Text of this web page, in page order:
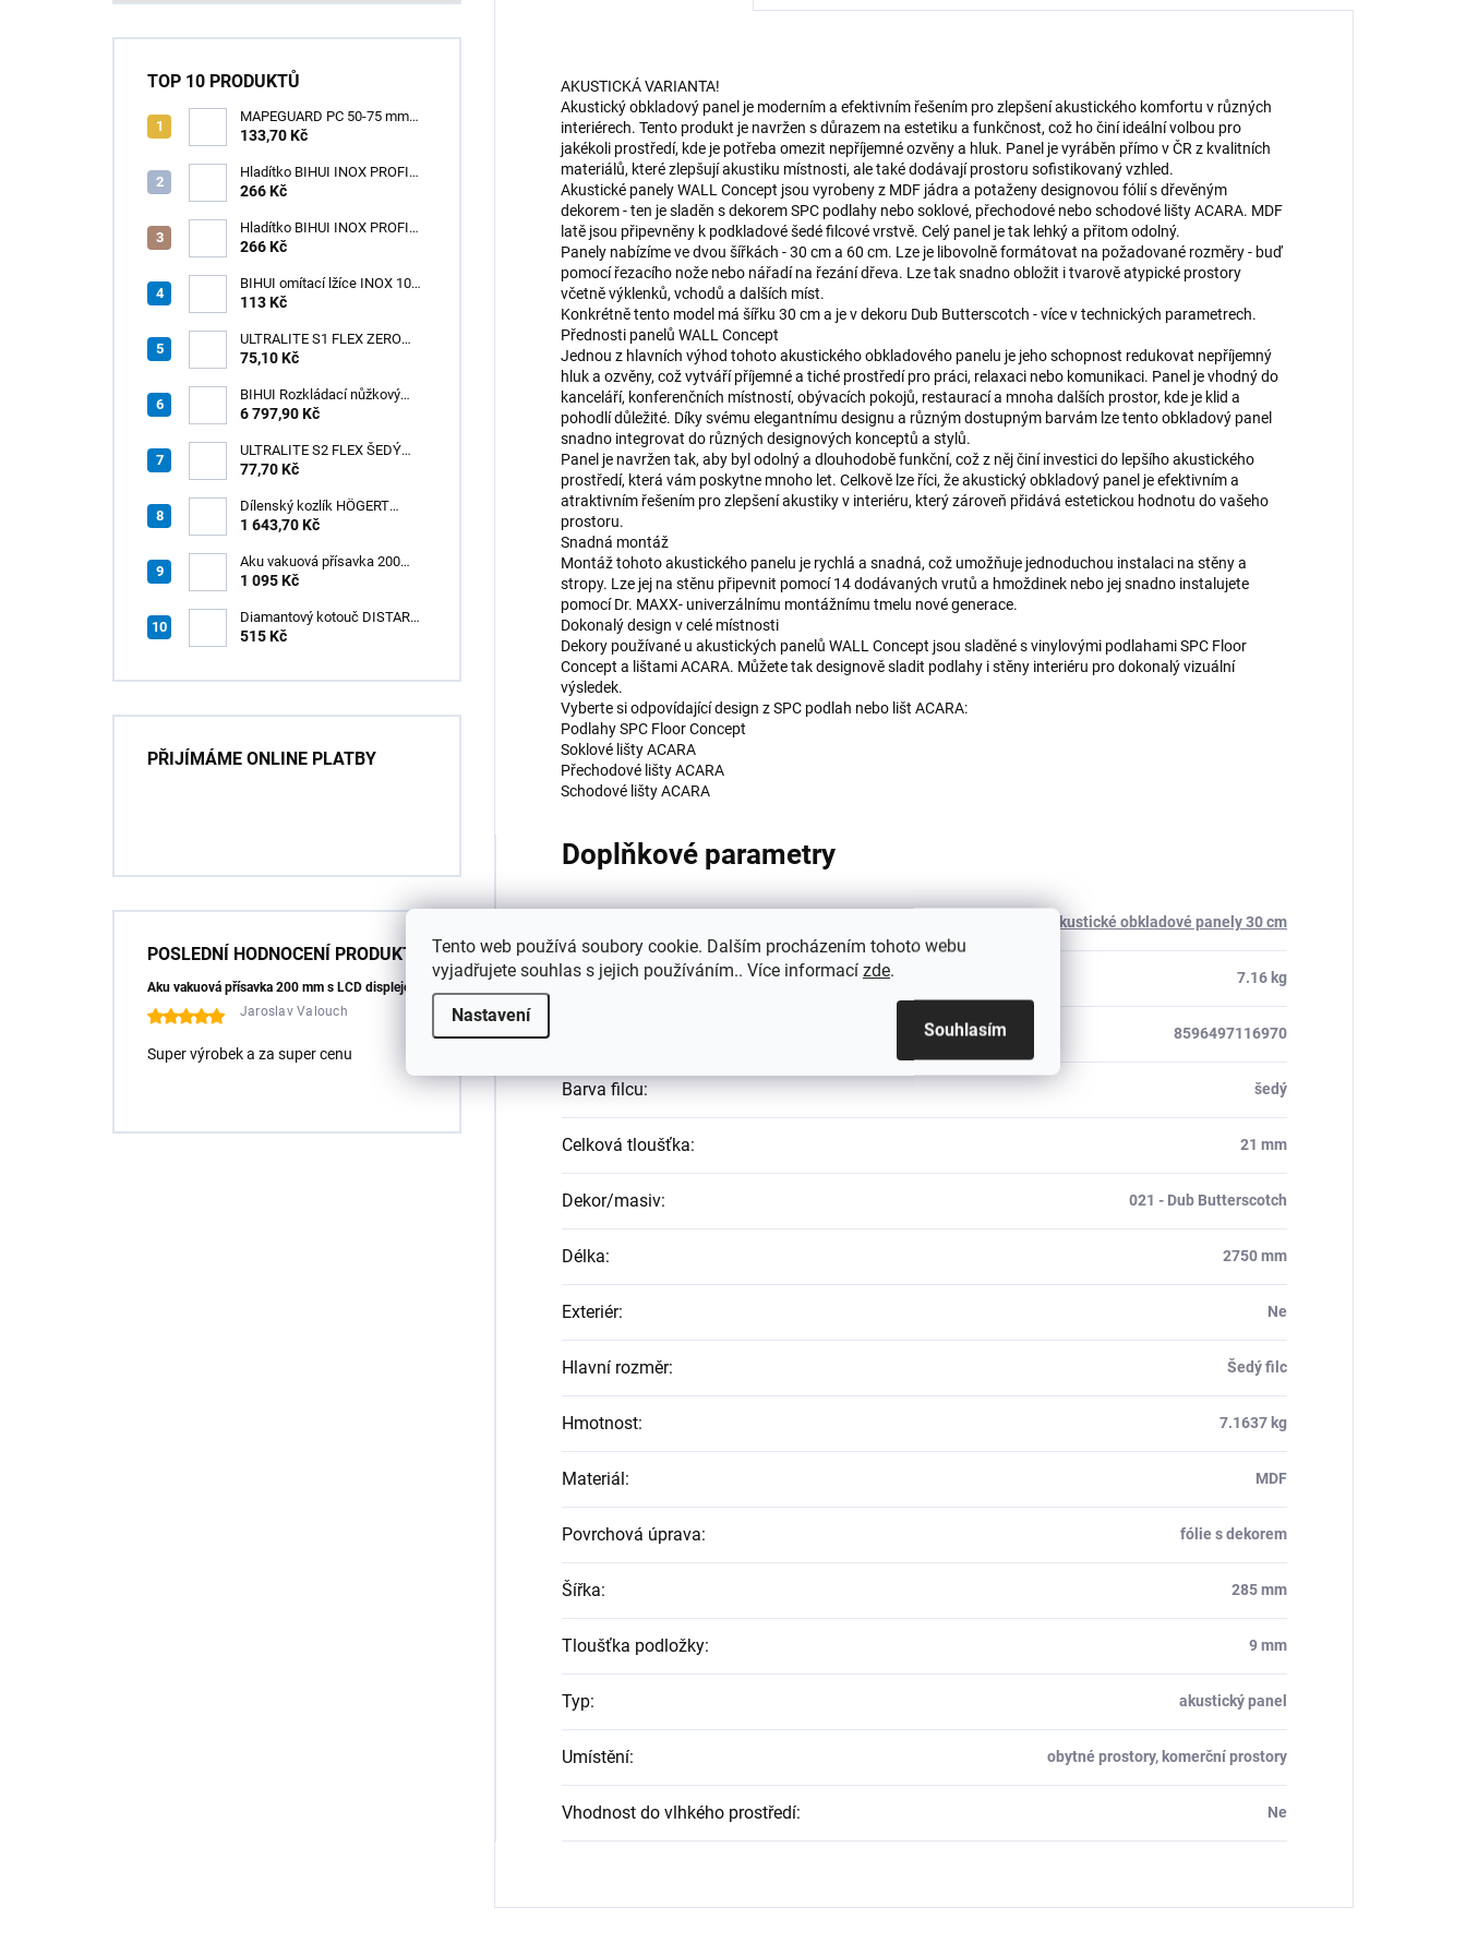
Tento web používá soubory cookie. Dalším procházením tohoto webu
vyjadřujete souhlas s jejich používáním.. Více informací zde.
Nastavení
Souhlasím
TOP 10 PRODUKTŮ
MAPEGUARD PC 50-75 mm
(1box=25ks) /1ks
133,70 Kč
Hladítko BIHUI INOX PROFI
280 x 120 mm zub 12mm -
266 Kč
Hladítko BIHUI INOX PROFI
280 x 120 mm zub 3,2mm -
266 Kč
BIHUI omítací lžíce INOX 100
× 110 mm – měkká
113 Kč
ULTRALITE S1 FLEX ZERO
BÍLÝ NOVINKA/15kg
75,10 Kč
BIHUI Rozkládací nůžkový
pracovní stůl 221×113×73 cm
6 797,90 Kč
ULTRALITE S2 FLEX ŠEDÝ
/15kg
77,70 Kč
Dílenský kozlík HÖGERT
HT7G551
1 643,70 Kč
Aku vakuová přísavka 200
mm s LCD displejem (150 kg)
1 095 Kč
Diamantový kotouč DISTAR
GREEN CUT
515 Kč
PŘIJÍMÁME ONLINE PLATBY
POSLEDNÍ HODNOCENÍ PRODUKTŮ
Jaroslav Valouch
Super výrobek a za super cenu
AKUSTICKÁ VARIANTA!
Akustický obkladový panel je moderním a efektivním řešením pro zlepšení akustického komfortu v různých
interiérech. Tento produkt je navržen s důrazem na estetiku a funkčnost, což ho činí ideální volbou pro
jakékoli prostředí, kde je potřeba omezit nepříjemné ozvěny a hluk. Panel je vyráběn přímo v ČR z kvalitních
materiálů, které zlepšují akustiku místnosti, ale také dodávají prostoru sofistikovaný vzhled.
Akustické panely WALL Concept jsou vyrobeny z MDF jádra a potaženy designovou fólií s dřevěným
dekorem - ten je sladěn s dekorem SPC podlahy nebo soklové, přechodové nebo schodové lišty ACARA. MDF
latě jsou připevněny k podkladové šedé filcové vrstvě. Celý panel je tak lehký a přitom odolný.
Panely nabízíme ve dvou šířkách - 30 cm a 60 cm. Lze je libovolně formátovat na požadované rozměry - buď
pomocí řezacího nože nebo nářadí na řezání dřeva. Lze tak snadno obložit i tvarově atypické prostory
včetně výklenků, vchodů a dalších míst.
Konkrétně tento model má šířku 30 cm a je v dekoru Dub Butterscotch - více v technických parametrech.
Přednosti panelů WALL Concept
Jednou z hlavních výhod tohoto akustického obkladového panelu je jeho schopnost redukovat nepříjemný
hluk a ozvěny, což vytváří příjemné a tiché prostředí pro práci, relaxaci nebo komunikaci. Panel je vhodný do
kanceláří, konferenčních místností, obývacích pokojů, restaurací a mnoha dalších prostor, kde je klid a
pohodlí důležité. Díky svému elegantnímu designu a různým dostupným barvám lze tento obkladový panel
snadno integrovat do různých designových konceptů a stylů.
Panel je navržen tak, aby byl odolný a dlouhodobě funkční, což z něj činí investici do lepšího akustického
prostředí, která vám poskytne mnoho let. Celkově lze říci, že akustický obkladový panel je efektivním a
atraktivním řešením pro zlepšení akustiky v interiéru, který zároveň přidává estetickou hodnotu do vašeho
prostoru.
Snadná montáž
Montáž tohoto akustického panelu je rychlá a snadná, což umožňuje jednoduchou instalaci na stěny a
stropy. Lze jej na stěnu připevnit pomocí 14 dodávaných vrutů a hmoždinek nebo jej snadno instalujete
pomocí Dr. MAXX- univerzálnímu montážnímu tmelu nové generace.
Dokonalý design v celé místnosti
Dekory používané u akustických panelů WALL Concept jsou sladěné s vinylovými podlahami SPC Floor
Concept a lištami ACARA. Můžete tak designově sladit podlahy i stěny interiéru pro dokonalý vizuální
výsledek.
Vyberte si odpovídající design z SPC podlah nebo lišt ACARA:
Podlahy SPC Floor Concept
Soklové lišty ACARA
Přechodové lišty ACARA
Schodové lišty ACARA
Doplňkové parametry
Akustické obkladové panely 30 cm
Hmotnost 7.16 kg
8596497116970
Barva filcu: šedý
Celková tloušťka: 21 mm
Dekor/masiv: 021 - Dub Butterscotch
Délka: 2750 mm
Exteriér: Ne
Hlavní rozměr: Šedý filc
Hmotnost: 7.1637 kg
Materiál: MDF
Povrchová úprava: fólie s dekorem
Šířka: 285 mm
Tloušťka podložky: 9 mm
Typ: akustický panel
Umístění: obytné prostory, komerční prostory
Vhodnost do vlhkého prostředí: Ne